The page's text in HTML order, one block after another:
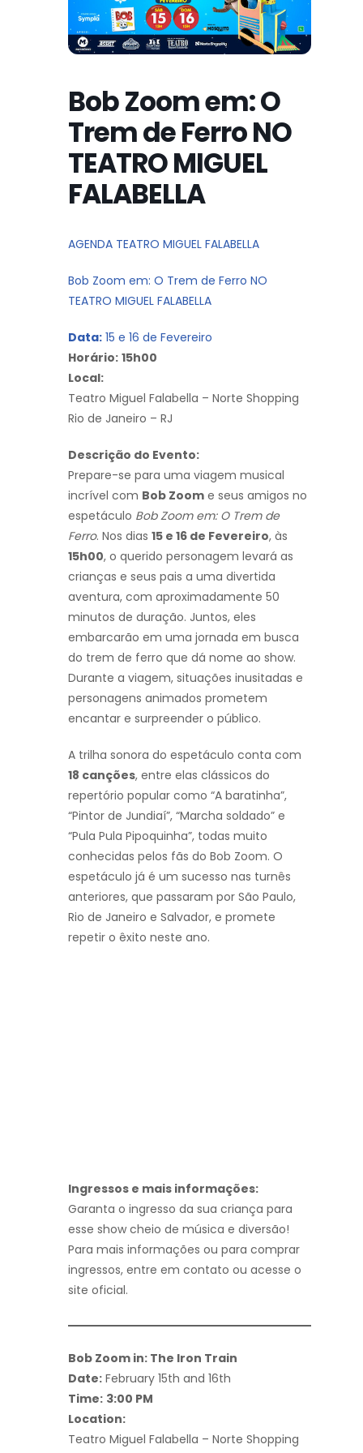
Bob Zoom em: O
Trem de Ferro NO
TEATRO MIGUEL
FALABELLA
AGENDA TEATRO MIGUEL FALABELLA
Bob Zoom em: O Trem de Ferro NO
TEATRO MIGUEL FALABELLA
Data: 15 e 16 de Fevereiro
Horário: 15h00
Local:
Teatro Miguel Falabella – Norte Shopping
Rio de Janeiro – RJ
Descrição do Evento:
Prepare-se para uma viagem musical
incrível com Bob Zoom e seus amigos no
espetáculo Bob Zoom em: O Trem de
Ferro. Nos dias 15 e 16 de Fevereiro, às
15h00, o querido personagem levará as
crianças e seus pais a uma divertida
aventura, com aproximadamente 50
minutos de duração. Juntos, eles
embarcarão em uma jornada em busca
do trem de ferro que dá nome ao show.
Durante a viagem, situações inusitadas e
personagens animados prometem
encantar e surpreender o público.
A trilha sonora do espetáculo conta com
18 canções, entre elas clássicos do
repertório popular como “A baratinha”,
“Pintor de Jundiaí”, “Marcha soldado” e
“Pula Pula Pipoquinha”, todas muito
conhecidas pelos fãs do Bob Zoom. O
espetáculo já é um sucesso nas turnês
anteriores, que passaram por São Paulo,
Rio de Janeiro e Salvador, e promete
repetir o êxito neste ano.
Ingressos e mais informações:
Garanta o ingresso da sua criança para
esse show cheio de música e diversão!
Para mais informações ou para comprar
ingressos, entre em contato ou acesse o
site oficial.
Bob Zoom in: The Iron Train
Date: February 15th and 16th
Time: 3:00 PM
Location:
Teatro Miguel Falabella – Norte Shopping